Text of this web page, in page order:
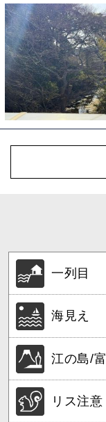
一列目
海見え
江の島/
リス注意